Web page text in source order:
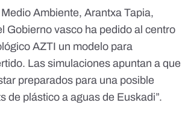
Ambiente, Arantxa Tapia,
Gobierno vasco ha pedido al centro
AZTI un modelo para
Las simulaciones apuntan a que
preparados para una posible
de plástico a aguas de Euskadi”.